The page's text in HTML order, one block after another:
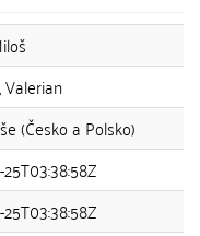
Valerian
(Česko a Polsko)
25T03:38:58Z
25T03:38:58Z